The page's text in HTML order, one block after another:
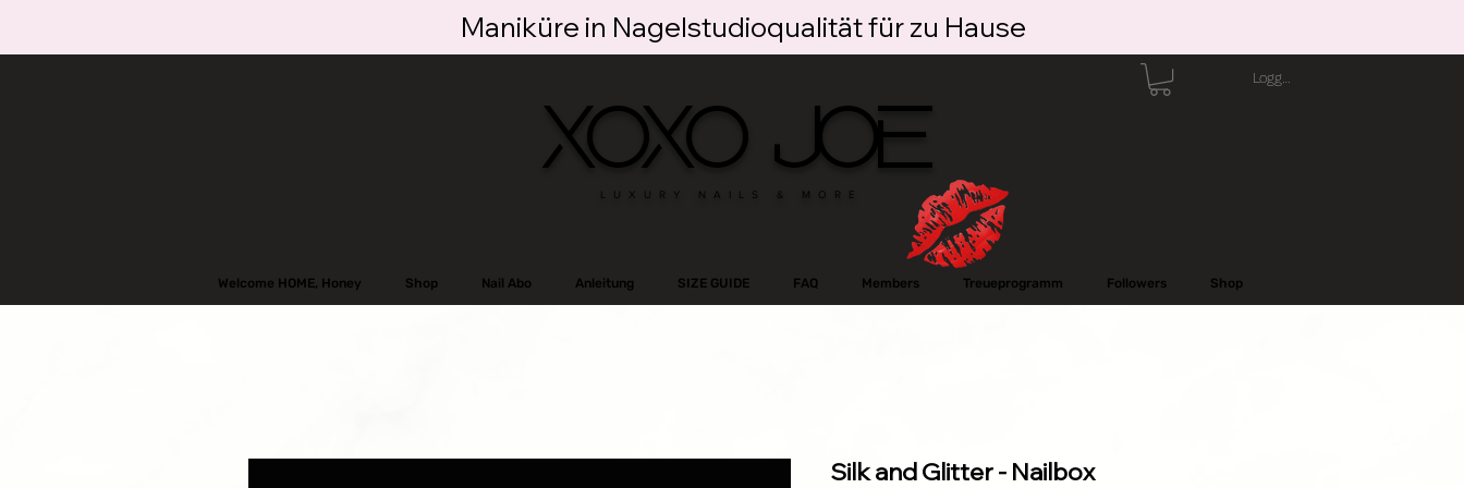
Maniküre in Nagelstudioqualität für zu Hause
XOXO JOE
LUXURY NAILS & MORE
Logga in
Welcome HOME, Honey Shop Nail Abo Anleitung SIZE GUIDE FAQ Members Treueprogramm Followers Shop
Silk and Glitter - Nailbox